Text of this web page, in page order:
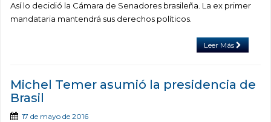
Así lo decidió la Cámara de Senadores brasileña. La ex primer
mandataria mantendrá sus derechos políticos.
Leer Más
Michel Temer asumió la presidencia de
Brasil
17 de mayo de 2016